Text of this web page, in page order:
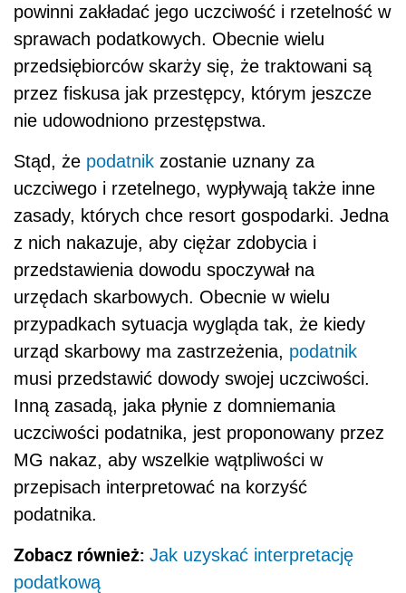
powinni zakładać jego uczciwość i rzetelność w
sprawach podatkowych. Obecnie wielu
przedsiębiorców skarży się, że traktowani są
przez fiskusa jak przestępcy, którym jeszcze
nie udowodniono przestępstwa.
Stąd, że podatnik zostanie uznany za
uczciwego i rzetelnego, wypływają także inne
zasady, których chce resort gospodarki. Jedna
z nich nakazuje, aby ciężar zdobycia i
przedstawienia dowodu spoczywał na
urzędach skarbowych. Obecnie w wielu
przypadkach sytuacja wygląda tak, że kiedy
urząd skarbowy ma zastrzeżenia, podatnik
musi przedstawić dowody swojej uczciwości.
Inną zasadą, jaka płynie z domniemania
uczciwości podatnika, jest proponowany przez
MG nakaz, aby wszelkie wątpliwości w
przepisach interpretować na korzyść
podatnika.
Zobacz również: Jak uzyskać interpretację
podatkową